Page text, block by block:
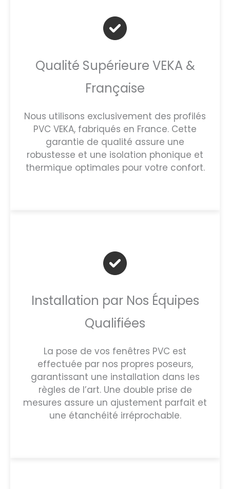
Qualité Supérieure VEKA &
Française
Nous utilisons exclusivement des profilés
PVC VEKA, fabriqués en France. Cette
garantie de qualité assure une
robustesse et une isolation phonique et
thermique optimales pour votre confort.
Installation par Nos Équipes
Qualifiées
La pose de vos fenêtres PVC est
effectuée par nos propres poseurs,
garantissant une installation dans les
règles de l’art. Une double prise de
mesures assure un ajustement parfait et
une étanchéité irréprochable.